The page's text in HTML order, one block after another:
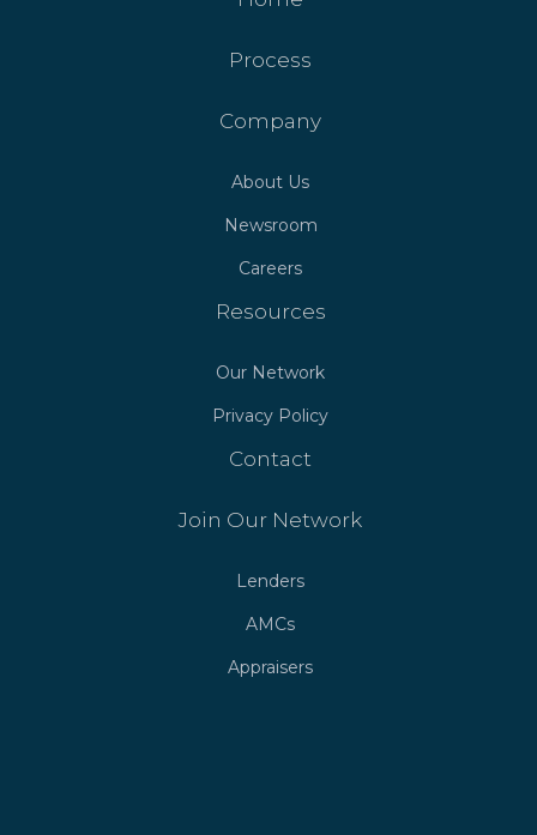
Process
Company
About Us
Newsroom
Careers
Resources
Our Network
Privacy Policy
Contact
Join Our Network
Lenders
AMCs
Appraisers